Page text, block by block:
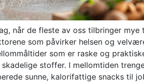
når de fleste av oss tilbringer
som påvirker helsen og
som er raske og
stoffer. I mellomtiden
sunne, kalorifattige snacks til